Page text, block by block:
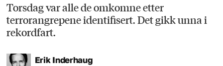
Torsdag var alle de omkomne etter
terrorangrepene identifisert. Det gikk unna i
rekordfart.
Erik Inderhaug